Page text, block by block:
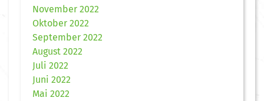
November 2022
Oktober 2022
September 2022
August 2022
Juli 2022
Juni 2022
Mai 2022